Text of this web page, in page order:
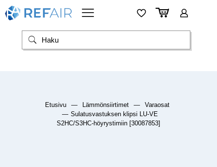
Etusivu — Lämmönsiirtimet —
Varaosat
— Sulatusvastuksen klipsi LU-VE
S2HC/S3HC-höyrystimiin [30087853]